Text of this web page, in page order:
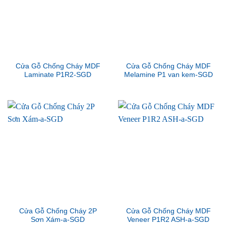
Cửa Gỗ Chống Cháy MDF
Laminate P1R2-SGD
Cửa Gỗ Chống Cháy MDF
Melamine P1 van kem-SGD
Cửa Gỗ Chống Cháy 2P
Sơn Xám-a-SGD
Cửa Gỗ Chống Cháy MDF
Veneer P1R2 ASH-a-SGD